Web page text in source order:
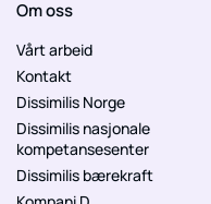
Om oss
Vårt arbeid
Kontakt
Dissimilis Norge
Dissimilis nasjonale
kompetansesenter
Dissimilis bærekraft